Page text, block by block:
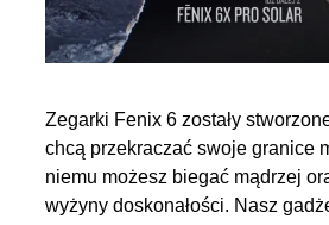
Zegarki Fenix 6 zostały
chcą przekraczać swoje granice
niemu możesz biegać mądrzej
wyżyny doskonałości. Nasz